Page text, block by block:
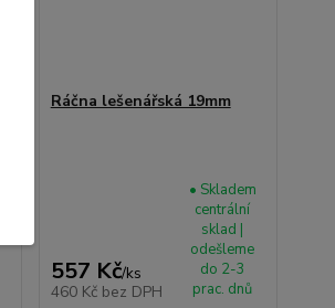
Ráčna lešenářská 19mm
557 Kč/ks
460 Kč bez DPH
• Skladem
centrální
sklad |
odešleme
do 2-3
prac. dnů